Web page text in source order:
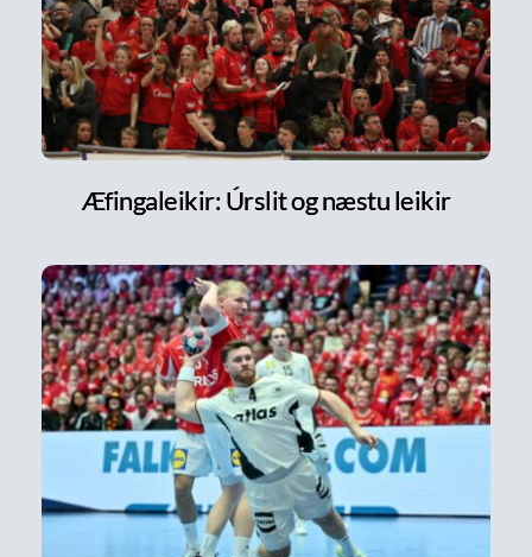
Æfingaleikir: Úrslit og næstu leikir